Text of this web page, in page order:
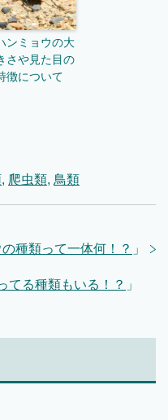
ンミョウの大
さや見た目の
徴について
, 爬虫類, 鳥類
種類って一体何！？ 」
てる種類もいる！？ 」